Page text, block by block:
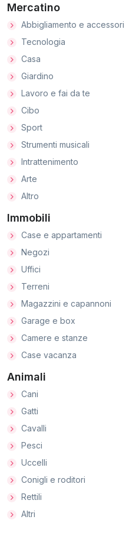
Mercatino
Abbigliamento e accessori
Tecnologia
Casa
Giardino
Lavoro e fai da te
Cibo
Sport
Strumenti musicali
Intrattenimento
Arte
Altro
Immobili
Case e appartamenti
Negozi
Uffici
Terreni
Magazzini e capannoni
Garage e box
Camere e stanze
Case vacanza
Animali
Cani
Gatti
Cavalli
Pesci
Uccelli
Conigli e roditori
Rettili
Altri